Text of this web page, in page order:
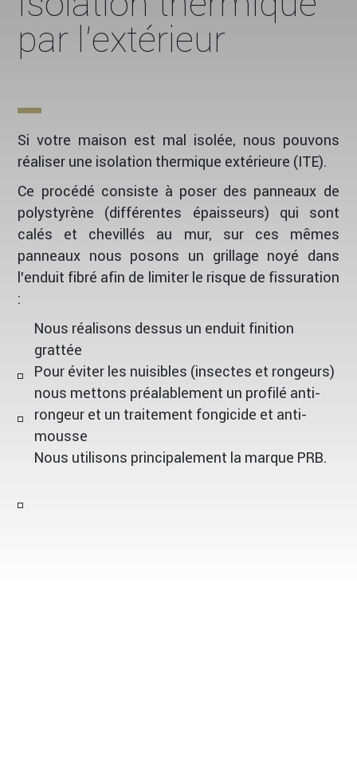
par l’extérieur
Si votre maison est mal isolée, nous pouvons
réaliser une isolation thermique extérieure (ITE).
Ce procédé consiste à poser des panneaux de
polystyrène (différentes épaisseurs) qui sont
calés et chevillés au mur, sur ces mêmes
panneaux nous posons un grillage noyé dans
l’enduit fibré afin de limiter le risque de fissuration
:
Nous réalisons dessus un enduit finition
grattée
Pour éviter les nuisibles (insectes et rongeurs)
nous mettons préalablement un profilé anti-
rongeur et un traitement fongicide et anti-
mousse
Nous utilisons principalement la marque PRB.